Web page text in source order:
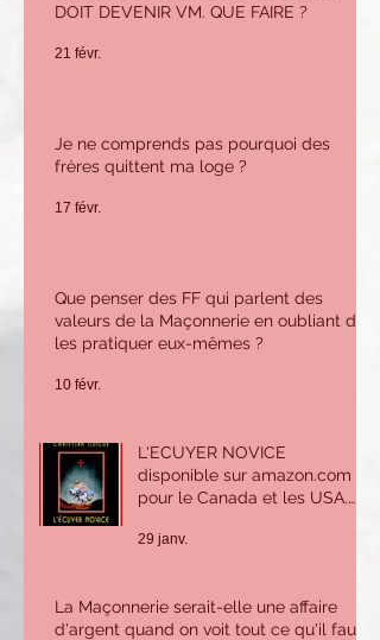
DOIT DEVENIR VM. QUE FAIRE ?
21 févr.
Je ne comprends pas pourquoi des
frères quittent ma loge ?
17 févr.
Que penser des FF qui parlent des
valeurs de la Maçonnerie en oubliant de
les pratiquer eux-mêmes ?
10 févr.
L'ECUYER NOVICE
disponible sur amazon.com
pour le Canada et les USA.
pour la France et l'Europe.
29 janv.
La Maçonnerie serait-elle une affaire
d'argent quand on voit tout ce qu'il faut